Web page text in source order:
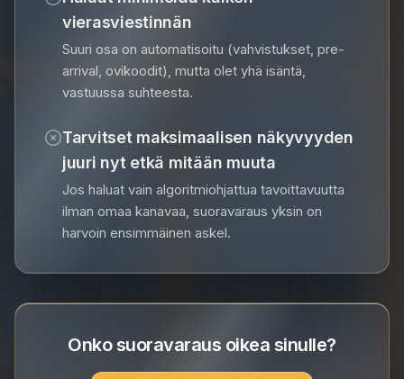
vierasviestinnän
Suuri osa on automatisoitu (vahvistukset, pre-
arrival, ovikoodit), mutta olet yhä isäntä,
vastuussa suhteesta.
Tarvitset maksimaalisen näkyvyyden
juuri nyt etkä mitään muuta
Jos haluat vain algoritmiohjattua tavoittavuutta
ilman omaa kanavaa, suoravaraus yksin on
harvoin ensimmäinen askel.
Onko suoravaraus oikea sinulle?